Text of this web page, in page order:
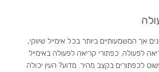
אך המשמעותיים ביותר בכל אימייל שיווקי,
לפעולה. כפתורי קריאה לפעולה באימייל
לכפתורים בקצב מהיר. מדוע? העין יכולה